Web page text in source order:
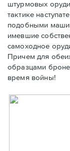
штурмовых
тактике
подобными
имевшие
самоходное
Причем для
образцами
время войны!